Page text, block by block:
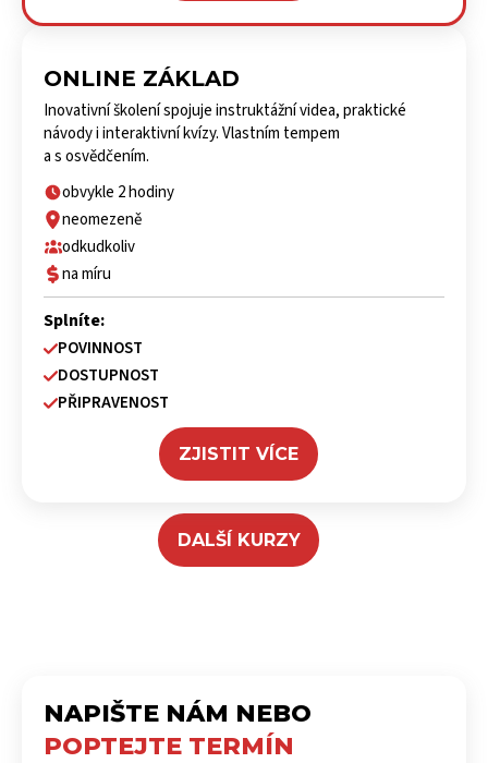
ONLINE ZÁKLAD
Inovativní školení spojuje instruktážní videa, praktické
návody i interaktivní kvízy. Vlastním tempem
a s osvědčením.
obvykle 2 hodiny
neomezeně
odkudkoliv
na míru
Splníte:
POVINNOST
DOSTUPNOST
PŘIPRAVENOST
ZJISTIT VÍCE
DALŠÍ KURZY
NAPIŠTE NÁM NEBO
POPTEJTE TERMÍN